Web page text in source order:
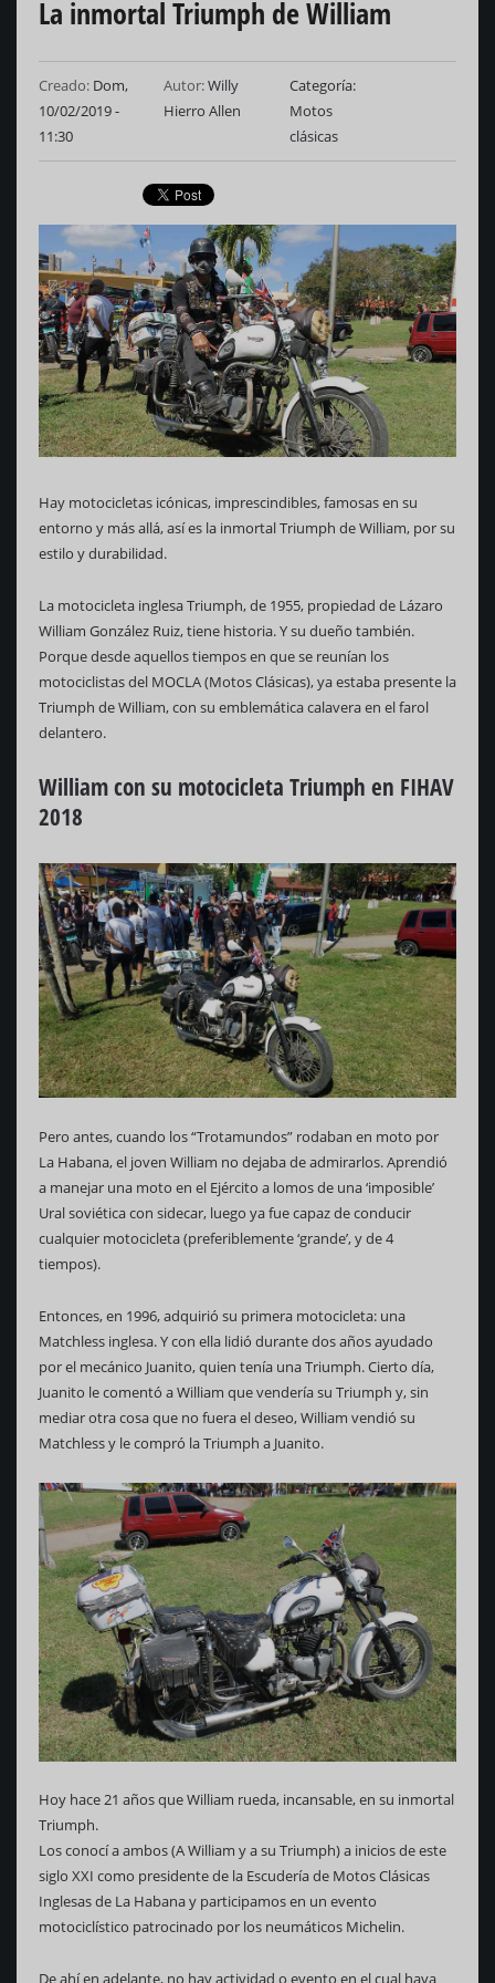
La inmortal Triumph de William
Creado: Dom,
10/02/2019 -
11:30
Autor:Willy
Hierro Allen
Categoría
Motos
clásicas
Hay motocicletas icónicas, imprescindibles, famosas en su
entorno y más allá, así es la inmortal Triumph de William, por su
estilo y durabilidad.
La motocicleta inglesa Triumph, de 1955, propiedad de Lázaro
William González Ruiz, tiene historia. Y su dueño también.
Porque desde aquellos tiempos en que se reunían los
motociclistas del MOCLA (Motos Clásicas), ya estaba presente la
Triumph de William, con su emblemática calavera en el farol
delantero.
William con su motocicleta Triumph en FIHAV
2018
Pero antes, cuando los “Trotamundos” rodaban en moto por
La Habana, el joven William no dejaba de admirarlos. Aprendió
a manejar una moto en el Ejército a lomos de una ‘imposible’
Ural soviética con sidecar, luego ya fue capaz de conducir
cualquier motocicleta (preferiblemente ‘grande’, y de 4
tiempos).
Entonces, en 1996, adquirió su primera motocicleta: una
Matchless inglesa. Y con ella lidió durante dos años ayudado
por el mecánico Juanito, quien tenía una Triumph. Cierto día,
Juanito le comentó a William que vendería su Triumph y, sin
mediar otra cosa que no fuera el deseo, William vendió su
Matchless y le compró la Triumph a Juanito.
Hoy hace 21 años que William rueda, incansable, en su inmortal
Triumph.
Los conocí a ambos (A William y a su Triumph) a inicios de este
siglo XXI como presidente de la Escudería de Motos Clásicas
Inglesas de La Habana y participamos en un evento
motociclístico patrocinado por los neumáticos Michelin.
De ahí en adelante, no hay actividad o evento en el cual haya